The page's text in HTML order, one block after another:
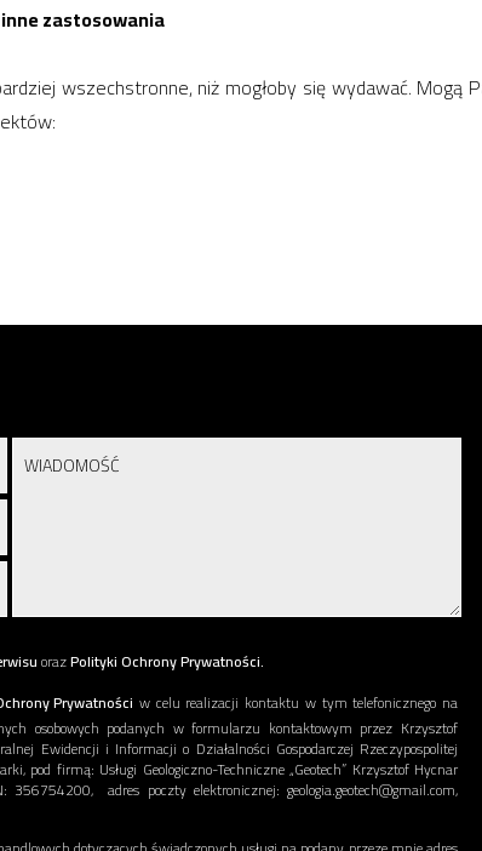
zastosowania
wszechstronne, niż mogłoby się wydawać. Mogą
orazPolityki Ochrony Prywatności.
Prywatności w celu realizacji kontaktu w tym telefonicznego na
osobowych podanych w formularzu kontaktowym przez Krzysztof
Ewidencji i Informacji o Działalności Gospodarczej Rzeczypospolitej
pod firmą: Usługi Geologiczno-Techniczne „Geotech” Krzysztof Hycnar
adres poczty elektronicznej: geologia.geotech@gmail.com,